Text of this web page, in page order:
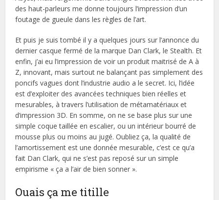
des haut-parleurs me donne toujours l’impression d’un
foutage de gueule dans les règles de l’art.
Et puis je suis tombé il y a quelques jours sur l’annonce du
dernier casque fermé de la marque Dan Clark, le Stealth. Et
enfin, j’ai eu l’impression de voir un produit maitrisé de A à
Z, innovant, mais surtout ne balançant pas simplement des
poncifs vagues dont l’industrie audio a le secret. Ici, l’idée
est d’exploiter des avancées techniques bien réelles et
mesurables, à travers l’utilisation de métamatériaux et
d’impression 3D. En somme, on ne se base plus sur une
simple coque taillée en escalier, ou un intérieur bourré de
mousse plus ou moins au jugé. Oubliez ça, la qualité de
l’amortissement est une donnée mesurable, c’est ce qu’a
fait Dan Clark, qui ne s’est pas reposé sur un simple
empirisme « ça a l’air de bien sonner ».
Ouais ça me titille